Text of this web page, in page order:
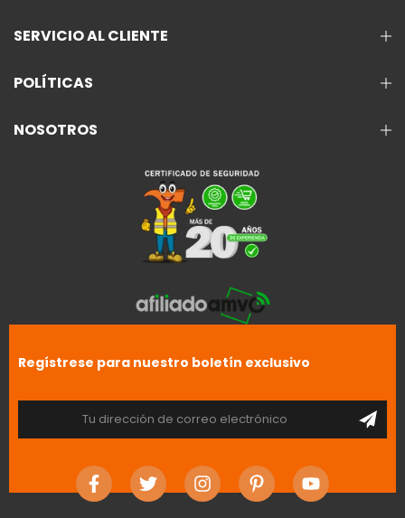
SERVICIO AL CLIENTE
POLÍTICAS
NOSOTROS
Regístrese para nuestro boletín exclusivo